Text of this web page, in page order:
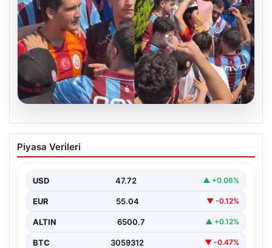
Mohamed Salah’ı karşılamaya gelen
Galatasaraylı taraftarı pişman ettiler!
Piyasa Verileri
USD 47.72 ▲ +0.06%
EUR 55.04 ▼ -0.12%
ALTIN 6500.7 ▲ +0.12%
BTC 3059312 ▼ -0.47%